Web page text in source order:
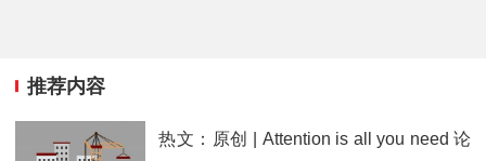
推荐内容
热文：原创 | Attention is all you need 论